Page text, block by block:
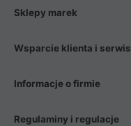
Sklepy marek
Wsparcie klienta i serwis
Informacje o firmie
Regulaminy i regulacje